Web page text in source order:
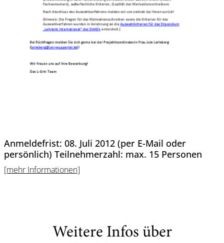
Anmeldefrist: 08. Juli 2012 (per E-Mail oder
persönlich) Teilnehmerzahl: max. 15 Personen
[mehr Informationen]
Weitere Infos über